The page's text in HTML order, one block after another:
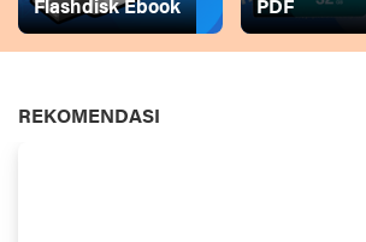
Flashdisk Ebook
PDF
REKOMENDASI